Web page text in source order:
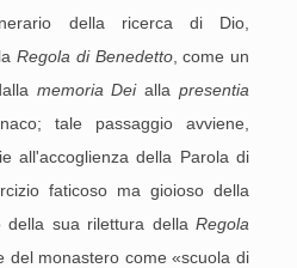
della ricerca di Dio,
laRegola di Benedetto, come un
memoria Deiallapresentia
tale passaggio avviene,
all'accoglienza della Parola di
faticoso ma gioioso della
della sua rilettura della Regola
del monastero come «scuola di